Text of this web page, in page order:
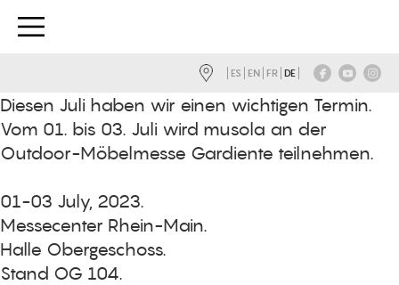
ES EN FR DE
Diesen Juli haben wir einen wichtigen Termin.
Vom 01. bis 03. Juli wird musola an der
Outdoor-Möbelmesse Gardiente teilnehmen.
01-03 July, 2023.
Messecenter Rhein-Main.
Halle Obergeschoss.
Stand OG 104.